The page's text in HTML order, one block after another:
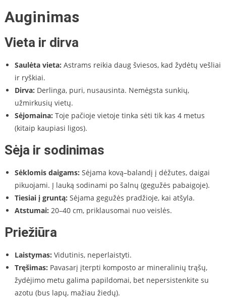
Auginimas
Vieta ir dirva
Saulėta vieta: Astrams reikia daug šviesos, kad žydėtų vešliai
ir ryškiai.
Dirva: Derlinga, puri, nusausinta. Nemėgsta sunkių,
užmirkusių vietų.
Sėjomaina: Toje pačioje vietoje tinka sėti tik kas 4 metus
(kitaip kaupiasi ligos).
Sėja ir sodinimas
Sėklomis daigams: Sėjama kovą–balandį į dėžutes, daigai
pikuojami. Į lauką sodinami po šalnų (gegužės pabaigoje).
Tiesiai į gruntą: Sėjama gegužės pradžioje, kai atšyla.
Atstumai: 20–40 cm, priklausomai nuo veislės.
Priežiūra
Laistymas: Vidutinis, neperlaistyti.
Tręšimas: Pavasarį įterpti komposto ar mineralinių trąšų,
žydėjimo metu galima papildomai, bet nepersistenkite su
azotu (bus lapų, mažiau žiedų).